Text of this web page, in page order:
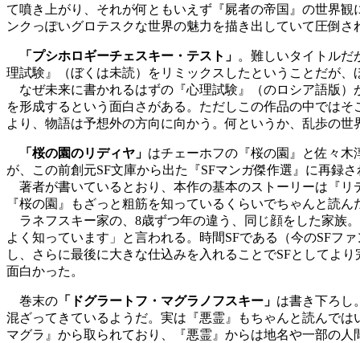
て噴き上がり、それが何ともいえず『屍者の帝国』の世界
ンクっぽいグロテスクな世界の魅力を描き出していて圧倒さ
「プシホロギーチェスキー・テスト」 。難しいタイトルだ
理試験』（ぼくは未読）をリミックスしたということだが、
なぜ未来に書かれるはずの『心理試験』（のロシア語版）
を形成するという面白さがある。ただしこの作品の中では
より、物語は予想外の方向に向かう。何というか、乱歩の
「桜の園のリディヤ」 はチェーホフの『桜の園』と佐々木
が、この前創元SF文庫から出た『SFマンガ傑作選』に再録
著者が書いているとおり、本作の基本のストーリーは『リ
『桜の園』もざっと粗筋を知っているくらいでちゃんと読
ラネフスキー家の、8歳ずつ年の違う、同じ顔をした家族
よく知っています」と言われる。時間SFである（今のSFフ
し、さらに最後に大きな仕込みを入れることでSFとしてよ
面白かった。
巻末の 「ドグラートフ・マグラノフスキー」 は書き下ろし
混ざってきているようだ。実は『悪霊』もちゃんと読んで
マグラ』から取られており、『悪霊』からは地名や一部の人